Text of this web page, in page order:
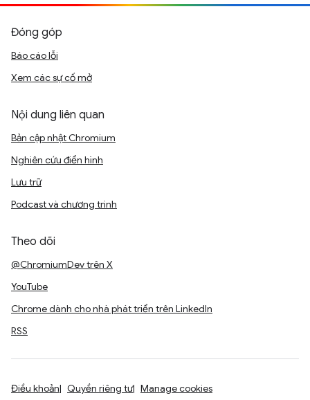
Đóng góp
Báo cáo lỗi
Xem các sự cố mở
Nội dung liên quan
Bản cập nhật Chromium
Nghiên cứu điển hình
Lưu trữ
Podcast và chương trình
Theo dõi
@ChromiumDev trên X
YouTube
Chrome dành cho nhà phát triển trên LinkedIn
RSS
Điều khoản Quyền riêng tư Manage cookies